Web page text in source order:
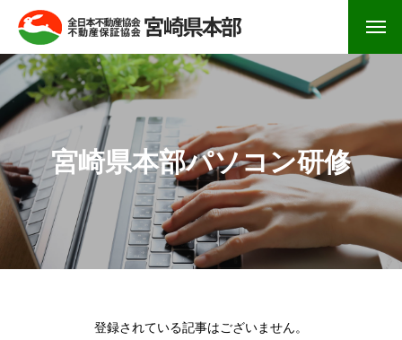
宮崎県本部パソコン研修
登録されている記事はございません。